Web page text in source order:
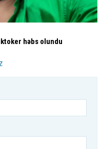
həbs olundu